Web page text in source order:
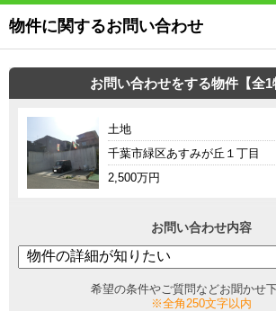
物件に関するお問い合わせ
お問い合わせをする物件【全1
土地
千葉市緑区あすみが丘１丁目
2,500万円
お問い合わせ内容
希望の条件やご質問などお聞かせ下
※全角250文字以内